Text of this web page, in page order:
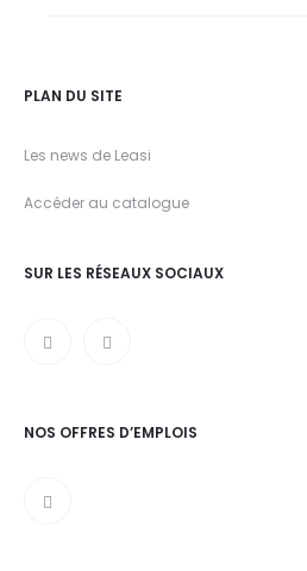
PLAN DU SITE
Les news de Leasi
Accéder au catalogue
SUR LES RÉSEAUX SOCIAUX
NOS OFFRES D’EMPLOIS